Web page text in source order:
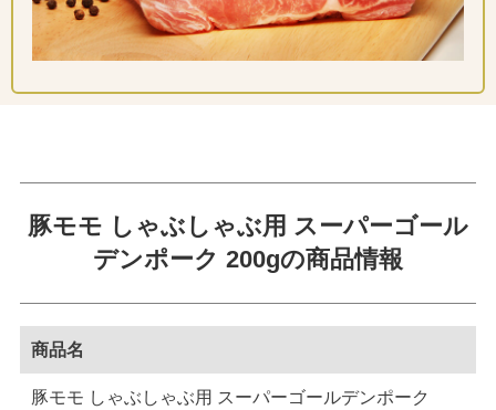
豚モモ しゃぶしゃぶ用 スーパーゴール
デンポーク 200gの商品情報
商品名
豚モモ しゃぶしゃぶ用 スーパーゴールデンポーク